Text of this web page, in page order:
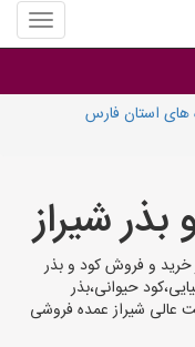
منوی
سایت
بذر
های استان فارس
شیراز
خرید و فروش کود و بذر
حیوانی،بذر
عالی شیراز عمده فروشی